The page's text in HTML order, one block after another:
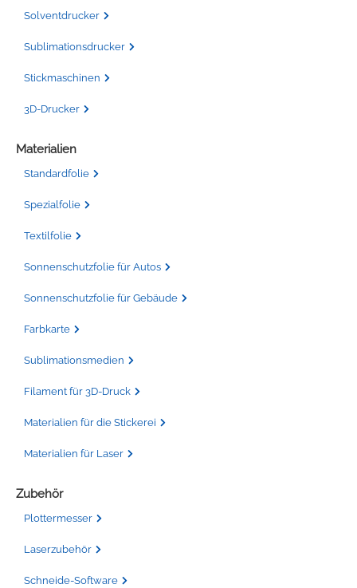
Solventdrucker
Sublimationsdrucker
Stickmaschinen
3D-Drucker
Materialien
Standardfolie
Spezialfolie
Textilfolie
Sonnenschutzfolie für Autos
Sonnenschutzfolie für Gebäude
Farbkarte
Sublimationsmedien
Filament für 3D-Druck
Materialien für die Stickerei
Materialien für Laser
Zubehör
Plottermesser
Laserzubehör
Schneide-Software